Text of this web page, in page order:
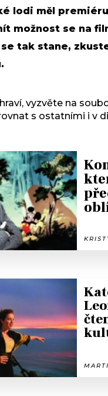
lodi měl
možnost se na
se tak stane,
vyzvěte na
s ostatními i v